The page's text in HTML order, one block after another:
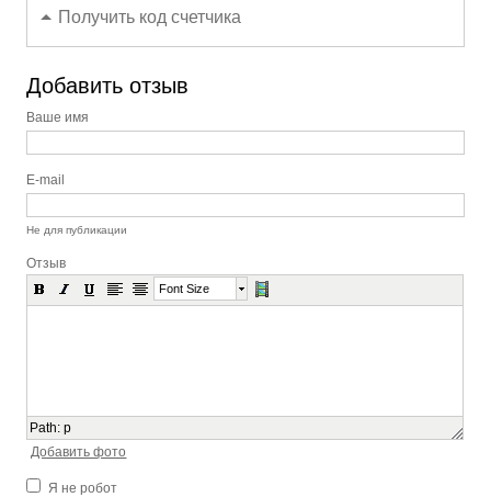
Получить код счетчика
Добавить отзыв
Ваше имя
E-mail
Не для публикации
Отзыв
Font Size
Path:p
Добавить фото
Я не робот